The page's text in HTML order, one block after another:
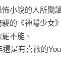
小說的人所閱
的《神隱少女
不能、
是有喜歡的